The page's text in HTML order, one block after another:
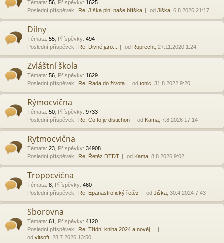
Témata: 56 Příspěvky: 1625
Poslední příspěvek: Re: Jíška plní naše bříška od Jiška , 6.8.2026 21:17
Dílny
Témata: 55 Příspěvky: 494
Poslední příspěvek: Re: Divné jaro... od Ruprecht , 27.11.2020 1:24
Zvláštní škola
Témata: 56 Příspěvky: 1629
Poslední příspěvek: Re: Rada do života od tonic , 31.8.2022 9:20
Rýmocvična
Témata: 50 Příspěvky: 9733
Poslední příspěvek: Re: Co to je distichon od Kama , 7.8.2026 17:14
Rytmocvična
Témata: 23 Příspěvky: 34908
Poslední příspěvek: Re: Řetěz DTDT od Kama , 8.8.2026 9:02
Tropocvična
Témata: 8 Příspěvky: 460
Poslední příspěvek: Re: Epanastrofický řetěz od Jiška , 30.4.2024 7:43
Sborovna
Témata: 61 Příspěvky: 4120
Poslední příspěvek: Re: Třídní kniha 2024 a nověj…
od vitsoft , 28.7.2026 13:50